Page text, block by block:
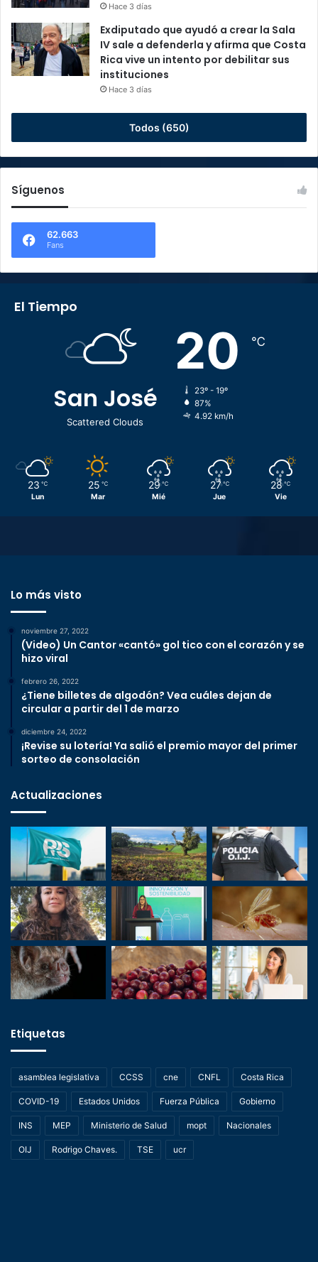
Hace 3 días
Exdiputado que ayudó a crear la Sala
IV sale a defenderla y afirma que Costa
Rica vive un intento por debilitar sus
instituciones
Hace 3 días
Todos (650)
Síguenos
62.663
Fans
El Tiempo
San José
Scattered Clouds
20 ℃
23º - 19º
87%
4.92 km/h
23 ℃
Lun
25 ℃
Mar
29 ℃
Mié
27 ℃
Jue
28 ℃
Vie
Lo más visto
noviembre 27, 2022
(Video) Un Cantor «cantó» gol tico con el corazón y se
hizo viral
febrero 26, 2022
¿Tiene billetes de algodón? Vea cuáles dejan de
circular a partir del 1 de marzo
diciembre 24, 2022
¡Revise su lotería! Ya salió el premio mayor del primer
sorteo de consolación
Actualizaciones
Etiquetas
asamblea legislativa CCSS cne CNFL Costa Rica
COVID-19 Estados Unidos Fuerza Pública Gobierno
INS MEP Ministerio de Salud mopt Nacionales
OIJ Rodrigo Chaves. TSE ucr